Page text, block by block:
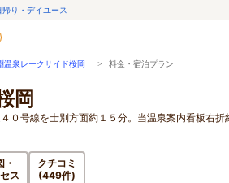
帰り・デイユース
温泉レークサイド桜岡 > 料金・宿泊プラン
岡
０号線を士別方面約１５分。当温泉案内看板右折
・
ス
クチコミ
(449件)